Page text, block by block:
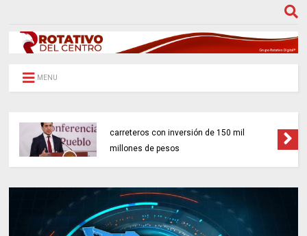
MENU
carreteros con inversión de 150 mil
millones de pesos